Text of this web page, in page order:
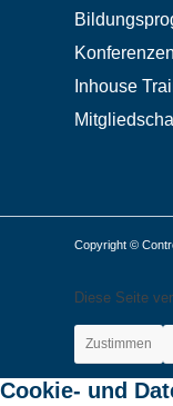
Konferenzen
Inhouse
Copyright ©
Diese Seite
Zustimmen
Cookie- und